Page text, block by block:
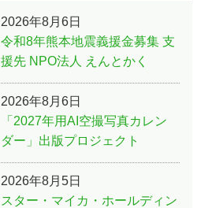
2026年8月6日
令和8年熊本地震義援金募集 支
援先 NPO法人 えんとかく
2026年8月6日
「2027年用AI空撮写真カレン
ダー」出版プロジェクト
2026年8月5日
スター・マイカ・ホールディン